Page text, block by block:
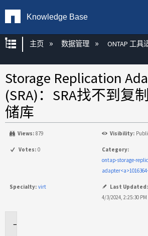
Knowledge Base
扩展/隐缩全局层次
主页 数据管理 ONTAP 工具
Storage Replication
(SRA)：SRA找不到复
储库
Views: 879 Visibility:
Votes: 0
Category:
ontap-storage-
Specialty: virt
Last Updated:
4/3/2024, 2:25:30 PM